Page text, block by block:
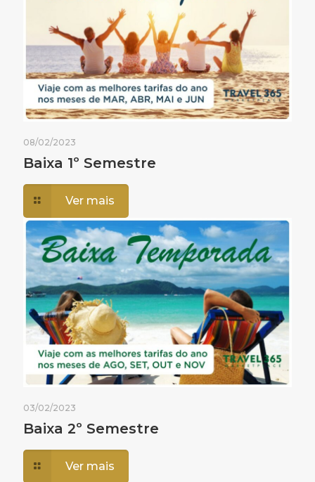
08/02/2023
Baixa 1º Semestre
Ver mais
03/02/2023
Baixa 2º Semestre
Ver mais